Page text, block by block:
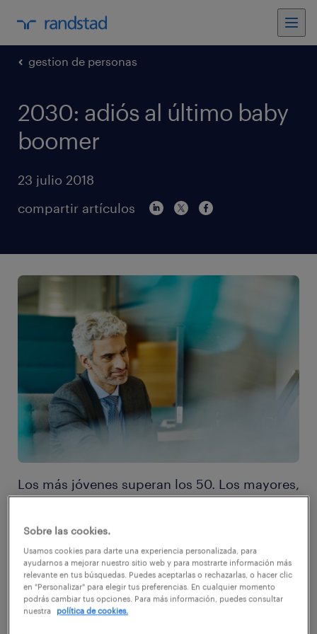
gestion de personas
2030: adiós al último baby
boomer
23 julio 2018
compartir artículos
Los más jóvenes superan los 50. Los mayores,
organizaciones todavía no han sentido el
impacto del retiro de los baby boomers. La
atracción y retención de nuevos talentos, la
adaptación de las organizaciones a la
generación de los Millenials y a la incipiente
Sobre las cookies.
Usamos cookies para darte una experiencia personalizada, para
ayudarnos a mejorar nuestro sitio web y para mostrarte información más
relevante en tus búsquedas. Puedes aceptarlas o rechazarlas, o hacer clic
en "Personalizar" para elegir tus preferencias. En cualquier momento
podrás cambiar tus opciones. Para más información, puedes consultar
nuestra
política de cookies.